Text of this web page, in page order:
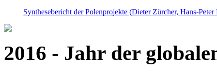
Synthesebericht der Polenprojekte (Dieter Zürcher, Hans-
2016 - Jahr der